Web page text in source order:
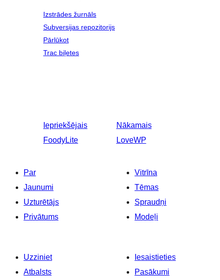
Izstrādes žurnāls
Subversijas repozitorijs
Pārlūkot
Trac biļetes
Iepriekšējais
FoodyLite
Nākamais
LoveWP
Par
Jaunumi
Uzturētājs
Privātums
Vitrīna
Tēmas
Spraudņi
Modeļi
Uzziniet
Atbalsts
Iesaistieties
Pasākumi